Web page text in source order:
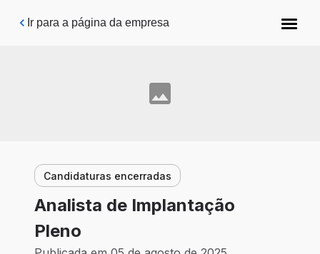
Pular para o conteúdo principal
Ir para a página da empresa
Candidaturas encerradas
Analista de Implantação
Pleno